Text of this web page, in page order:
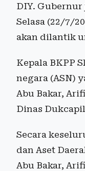
DIY.
Selasa (22/7/
akan dilantik
Kepala BKPP
negara (ASN)
Abu Bakar,
Dinas
Secara
dan Aset
Abu Bakar,